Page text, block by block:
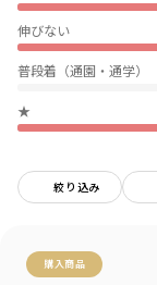
伸びない
普段着（通園・通学）
★
絞り込み
購入商品